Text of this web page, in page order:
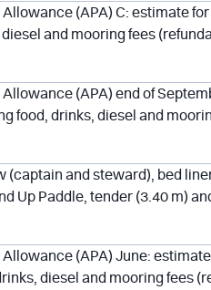
(APA) C: estimate
and mooring fees
(APA) end of
food, drinks, diesel and
(captain and steward), bed
Up Paddle, tender (3.40 m)
(APA) June:
diesel and mooring fees